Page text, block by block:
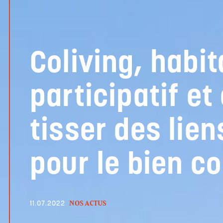
Coliving,
participatif et
tisser des
pour le bien
11.07.2022 NOS ACTUS